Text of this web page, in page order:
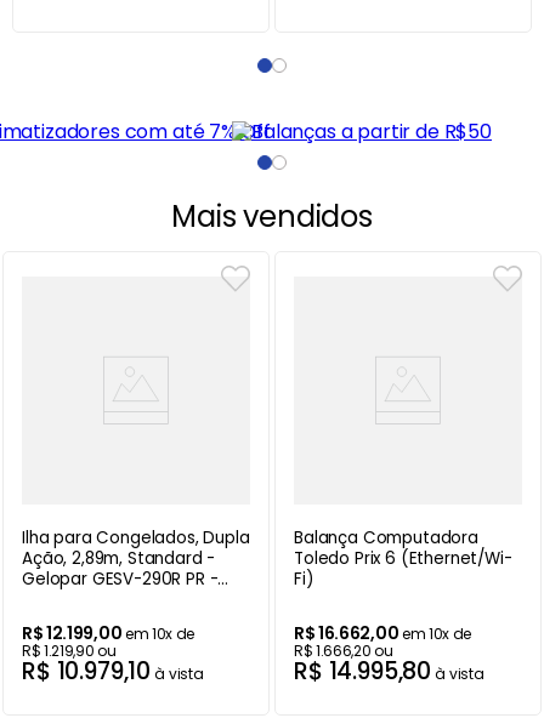
Mais vendidos
Ilha para Congelados, Dupla
Ação, 2,89m, Standard -
Gelopar GESV-290R PR -
R$12.199,00em10x de
R$1.219,90ou
R$ 10.979,10 à vista
Balança Computadora
Toledo Prix 6 (Ethernet/Wi-
Fi)
R$16.662,00em10x de
R$1.666,20ou
R$ 14.995,80 à vista